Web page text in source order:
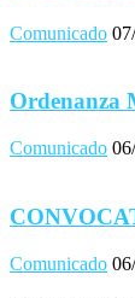
Comunicado
Ordenanza
Comunicado
Comunicado